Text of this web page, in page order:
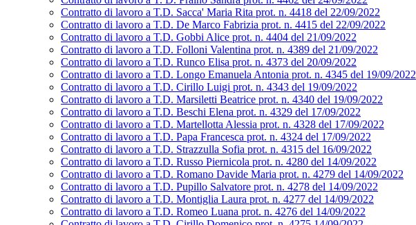
Contratto di lavoro a T.D. Sacca' Maria Rita prot. n. 4418 del 22/09/2022
Contratto di lavoro a T.D. De Marco Fabrizia prot. n. 4415 del 22/09/2022
Contratto di lavoro a T.D. Gobbi Alice prot. n. 4404 del 21/09/2022
Contratto di lavoro a T.D. Folloni Valentina prot. n. 4389 del 21/09/2022
Contratto di lavoro a T.D. Runco Elisa prot. n. 4373 del 20/09/2022
Contratto di lavoro a T.D. Longo Emanuela Antonia prot. n. 4345 del 19/09/2022
Contratto di lavoro a T.D. Cirillo Luigi prot. n. 4343 del 19/09/2022
Contratto di lavoro a T.D. Marsiletti Beatrice prot. n. 4340 del 19/09/2022
Contratto di lavoro a T.D. Beschi Elena prot. n. 4329 del 17/09/2022
Contratto di lavoro a T.D. Martellotta Alessia prot. n. 4328 del 17/09/2022
Contratto di lavoro a T.D. Papa Francesca prot. n. 4324 del 17/09/2022
Contratto di lavoro a T.D. Strazzulla Sofia prot. n. 4315 del 16/09/2022
Contratto di lavoro a T.D. Russo Piernicola prot. n. 4280 del 14/09/2022
Contratto di lavoro a T.D. Romano Davide Maria prot. n. 4279 del 14/09/2022
Contratto di lavoro a T.D. Pupillo Salvatore prot. n. 4278 del 14/09/2022
Contratto di lavoro a T.D. Montiglia Laura prot. n. 4277 del 14/09/2022
Contratto di lavoro a T.D. Romeo Luana prot. n. 4276 del 14/09/2022